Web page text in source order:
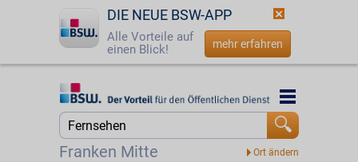
DIE NEUE BSW-APP
Alle Vorteile auf
einen Blick!
mehr erfahren
Startseite
Franken Mitte
Startseite